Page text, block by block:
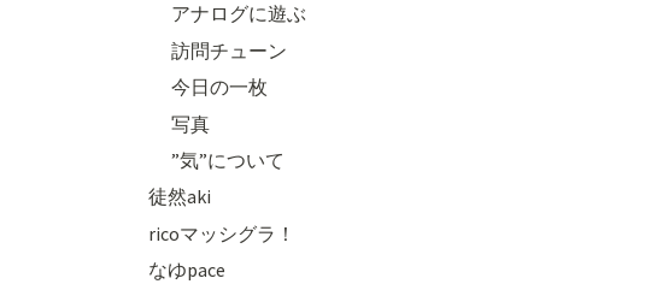
アナログに遊ぶ
訪問チューン
今日の一枚
写真
”気”について
徒然aki
ricoマッシグラ！
なゆpace